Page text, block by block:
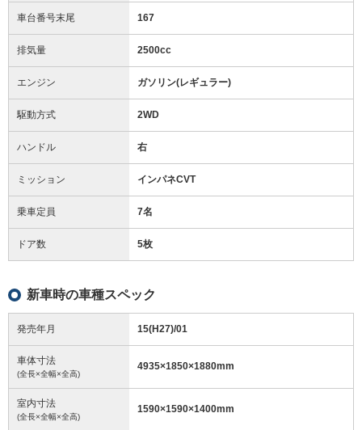
車台番号末尾 167
排気量 2500cc
エンジン ガソリン(レギュラー)
駆動方式 2WD
ハンドル 右
ミッション インパネCVT
乗車定員 7名
ドア数 5枚
新車時の車種スペック
発売年月 15(H27)/01
車体寸法
(全長×全幅×全高)
4935×1850×1880mm
室内寸法
(全長×全幅×全高)
1590×1590×1400mm